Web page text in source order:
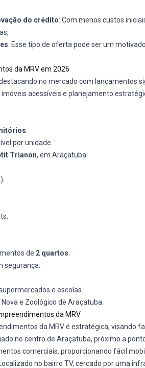
do crédito: Com menos custos
: Esse tipo de oferta pode ser um
da MRV em 2026
no mercado com lançamentos
acessíveis e planejamento
por unidade.
Trianon, em Araçatuba.
de 2 quartos
segurança.
e escolas.
e Zoológico de Araçatuba.
da MRV
da MRV é estratégica, visando
no centro de Araçatuba, próximo a
comerciais, proporcionando fácil
no bairro TV, cercado por uma